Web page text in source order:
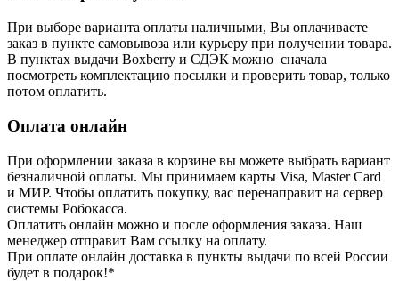
При выборе варианта оплаты наличными, Вы оплачиваете
заказ в пункте самовывоза или курьеру при получении товара.
В пунктах выдачи Boxberry и СДЭК можно сначала
посмотреть комплектацию посылки и проверить товар, только
потом оплатить.
Оплата онлайн
При оформлении заказа в корзине вы можете выбрать вариант
безналичной оплаты. Мы принимаем карты Visa, Master Card
и МИР. Чтобы оплатить покупку, вас перенаправит на сервер
системы Робокасса.
Оплатить онлайн можно и после оформления заказа. Наш
менеджер отправит Вам ссылку на оплату.
При оплате онлайн доставка в пункты выдачи по всей России
будет в подарок!*